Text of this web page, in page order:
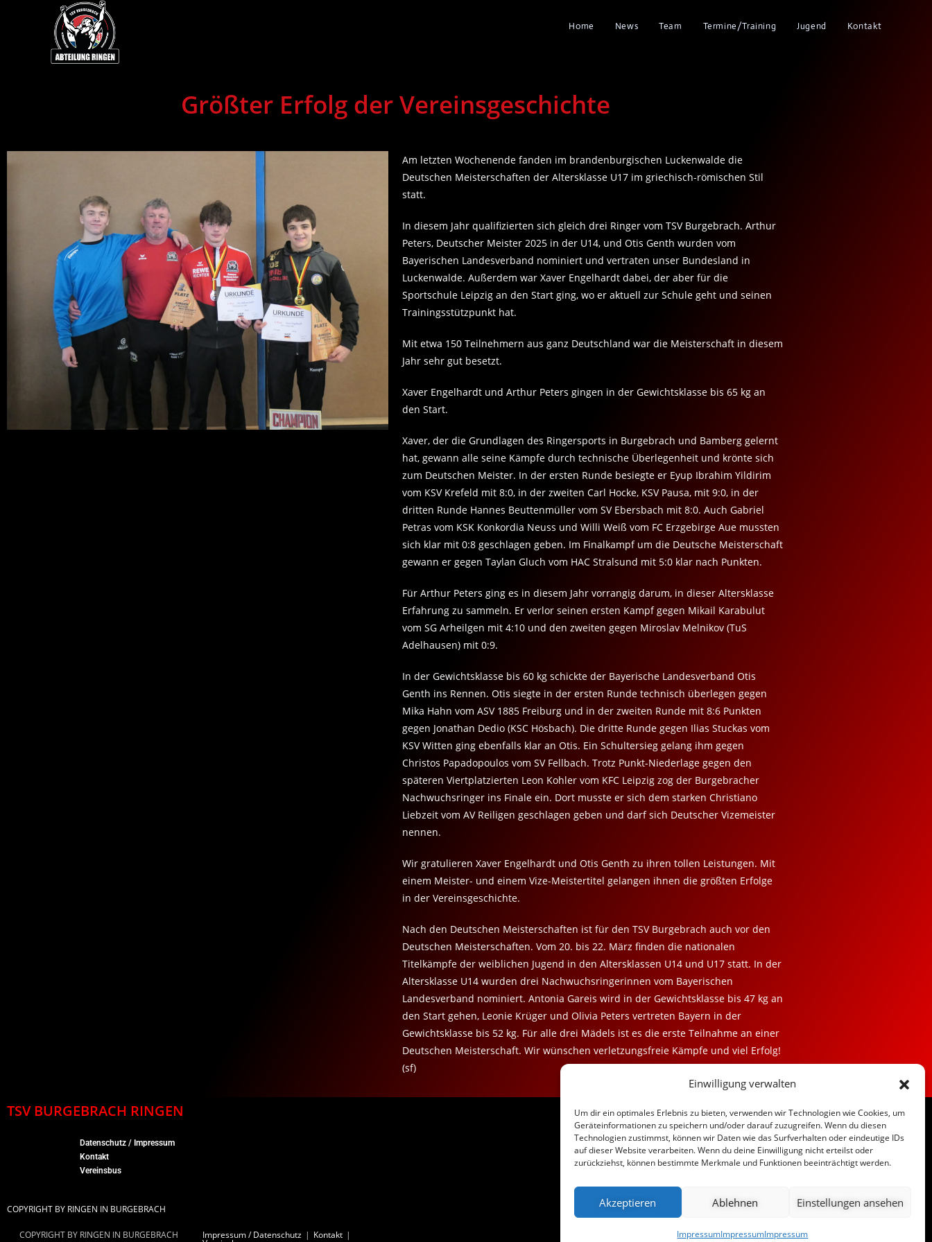
Einwilligung verwalten
Um dir ein optimales Erlebnis zu bieten, verwenden wir Technologien wie Cookies, um
Geräteinformationen zu speichern und/oder darauf zuzugreifen. Wenn du diesen
Technologien zustimmst, können wir Daten wie das Surfverhalten oder eindeutige IDs
auf dieser Website verarbeiten. Wenn du deine Einwilligung nicht erteilst oder
zurückziehst, können bestimmte Merkmale und Funktionen beeinträchtigt werden.
Akzeptieren Ablehnen Einstellungen ansehen
ImpressumImpressumImpressum
Home News Team Termine/Training Jugend Kontakt
Größter Erfolg der Vereinsgeschichte
Am letzten Wochenende fanden im brandenburgischen Luckenwalde die
Deutschen Meisterschaften der Altersklasse U17 im griechisch-römischen Stil
statt.
In diesem Jahr qualifizierten sich gleich drei Ringer vom TSV Burgebrach. Arthur
Peters, Deutscher Meister 2025 in der U14, und Otis Genth wurden vom
Bayerischen Landesverband nominiert und vertraten unser Bundesland in
Luckenwalde. Außerdem war Xaver Engelhardt dabei, der aber für die
Sportschule Leipzig an den Start ging, wo er aktuell zur Schule geht und seinen
Trainingsstützpunkt hat.
Mit etwa 150 Teilnehmern aus ganz Deutschland war die Meisterschaft in diesem
Jahr sehr gut besetzt.
Xaver Engelhardt und Arthur Peters gingen in der Gewichtsklasse bis 65 kg an
den Start.
Xaver, der die Grundlagen des Ringersports in Burgebrach und Bamberg gelernt
hat, gewann alle seine Kämpfe durch technische Überlegenheit und krönte sich
zum Deutschen Meister. In der ersten Runde besiegte er Eyup Ibrahim Yildirim
vom KSV Krefeld mit 8:0, in der zweiten Carl Hocke, KSV Pausa, mit 9:0, in der
dritten Runde Hannes Beuttenmüller vom SV Ebersbach mit 8:0. Auch Gabriel
Petras vom KSK Konkordia Neuss und Willi Weiß vom FC Erzgebirge Aue mussten
sich klar mit 0:8 geschlagen geben. Im Finalkampf um die Deutsche Meisterschaft
gewann er gegen Taylan Gluch vom HAC Stralsund mit 5:0 klar nach Punkten.
Für Arthur Peters ging es in diesem Jahr vorrangig darum, in dieser Altersklasse
Erfahrung zu sammeln. Er verlor seinen ersten Kampf gegen Mikail Karabulut
vom SG Arheilgen mit 4:10 und den zweiten gegen Miroslav Melnikov (TuS
Adelhausen) mit 0:9.
In der Gewichtsklasse bis 60 kg schickte der Bayerische Landesverband Otis
Genth ins Rennen. Otis siegte in der ersten Runde technisch überlegen gegen
Mika Hahn vom ASV 1885 Freiburg und in der zweiten Runde mit 8:6 Punkten
gegen Jonathan Dedio (KSC Hösbach). Die dritte Runde gegen Ilias Stuckas vom
KSV Witten ging ebenfalls klar an Otis. Ein Schultersieg gelang ihm gegen
Christos Papadopoulos vom SV Fellbach. Trotz Punkt-Niederlage gegen den
späteren Viertplatzierten Leon Kohler vom KFC Leipzig zog der Burgebracher
Nachwuchsringer ins Finale ein. Dort musste er sich dem starken Christiano
Liebzeit vom AV Reiligen geschlagen geben und darf sich Deutscher Vizemeister
nennen.
Wir gratulieren Xaver Engelhardt und Otis Genth zu ihren tollen Leistungen. Mit
einem Meister- und einem Vize-Meistertitel gelangen ihnen die größten Erfolge
in der Vereinsgeschichte.
Nach den Deutschen Meisterschaften ist für den TSV Burgebrach auch vor den
Deutschen Meisterschaften. Vom 20. bis 22. März finden die nationalen
Titelkämpfe der weiblichen Jugend in den Altersklassen U14 und U17 statt. In der
Altersklasse U14 wurden drei Nachwuchsringerinnen vom Bayerischen
Landesverband nominiert. Antonia Gareis wird in der Gewichtsklasse bis 47 kg an
den Start gehen, Leonie Krüger und Olivia Peters vertreten Bayern in der
Gewichtsklasse bis 52 kg. Für alle drei Mädels ist es die erste Teilnahme an einer
Deutschen Meisterschaft. Wir wünschen verletzungsfreie Kämpfe und viel Erfolg!
(sf)
TSV BURGEBRACH RINGEN
Datenschutz / Impressum
Kontakt
Vereinsbus
Facebook
Instagram
COPYRIGHT BY RINGEN IN BURGEBRACH
Impressum / Datenschutz Kontakt
COPYRIGHT BY RINGEN IN BURGEBRACH